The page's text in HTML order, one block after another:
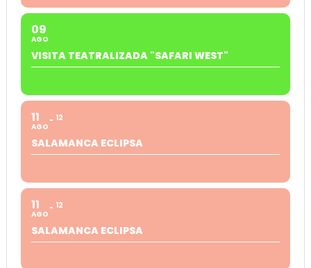
09
AGO
VISITA TEATRALIZADA "SAFARI WEST"
11
AGO
12
SALAMANCA ECLIPSA
11
AGO
12
SALAMANCA ECLIPSA